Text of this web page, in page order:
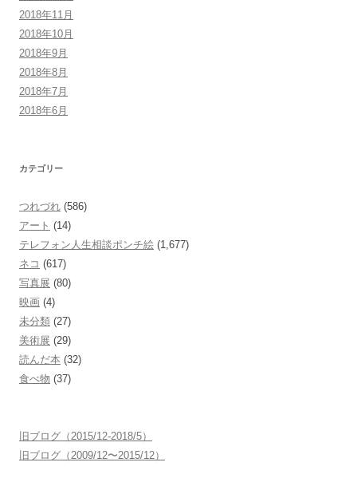
2018年11月
2018年10月
2018年9月
2018年8月
2018年7月
2018年6月
カテゴリー
つれづれ (586)
アート (14)
テレフォン人生相談ポンチ絵 (1,677)
ネコ (617)
写真展 (80)
映画 (4)
未分類 (27)
美術展 (29)
読んだ本 (32)
食べ物 (37)
旧ブログ（2015/12-2018/5）
旧ブログ（2009/12〜2015/12）